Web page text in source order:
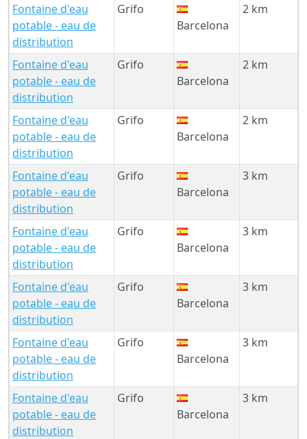
Fontaine d'eau
potable - eau de
distribution
Grifo
Barcelona
2 km
Fontaine d'eau
potable - eau de
distribution
Grifo
Barcelona
2 km
Fontaine d'eau
potable - eau de
distribution
Grifo
Barcelona
2 km
Fontaine d'eau
potable - eau de
distribution
Grifo
Barcelona
3 km
Fontaine d'eau
potable - eau de
distribution
Grifo
Barcelona
3 km
Fontaine d'eau
potable - eau de
distribution
Grifo
Barcelona
3 km
Fontaine d'eau
potable - eau de
distribution
Grifo
Barcelona
3 km
Fontaine d'eau
potable - eau de
distribution
Grifo
Barcelona
3 km